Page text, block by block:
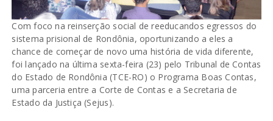
Com foco na reinserção social de reeducandos egressos do
sistema prisional de Rondônia, oportunizando a eles a
chance de começar de novo uma história de vida diferente,
foi lançado na última sexta-feira (23) pelo Tribunal de Contas
do Estado de Rondônia (TCE-RO) o Programa Boas Contas,
uma parceria entre a Corte de Contas e a Secretaria de
Estado da Justiça (Sejus).